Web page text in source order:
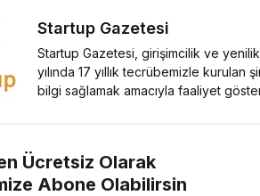
Startup Gazetesi
Startup Gazetesi, girişimcilik ve
yılında 17 yıllık tecrübemizle
bilgi sağlamak amacıyla faaliyet
Ücretsiz Olarak
Abone Olabilirsin